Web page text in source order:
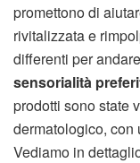
promettono di
rivitalizzata e
differenti per
sensorialità
prodotti sono state
dermatologico, con
Vediamo in